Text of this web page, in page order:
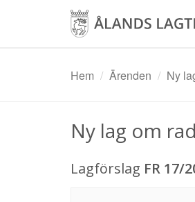
Hem Ärenden Ny
Ny lag om
Lagförslag FR 17/